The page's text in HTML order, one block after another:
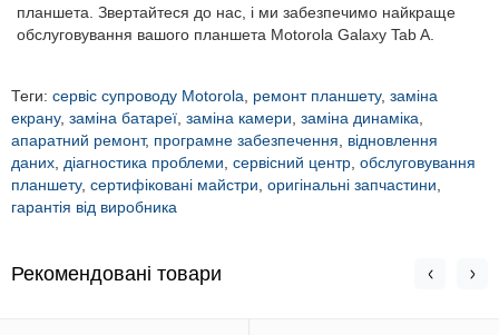
планшета. Звертайтеся до нас, і ми забезпечимо найкраще
обслуговування вашого планшета Motorola Galaxy Tab A.
Теги: сервіс супроводу Motorola ремонт планшету, заміна
екрану, заміна батареї заміна камери заміна динаміка
апаратний ремонт, програмне забезпечення
відновлення
даних діагностика проблеми сервісний центр обслуговування
планшету, сертифіковані майстри оригінальні запчастини
гарантія від виробника
Рекомендовані товари